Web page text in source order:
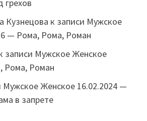
грехов
Кузнецова к записи Мужское
— Рома, Рома, Роман
записи Мужское Женское
Рома, Роман
Мужское Женское 16.02.2024 —
в запрете